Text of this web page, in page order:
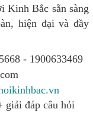
Bắc sẵn sàng
hiện đại và đầy
- 1900633469
giải đáp câu hỏi